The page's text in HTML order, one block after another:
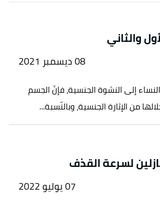
والثاني
08 ديسمبر 2021
إلى النشوة الجنسية، فإنّ الجسم
من الإثارة الجنسية، وبالنّسبة...
لسرعة القذف
07 يوليو 2022